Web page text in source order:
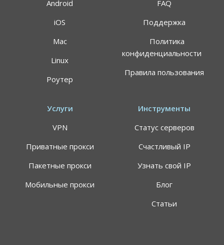
Android
iOS
Mac
Linux
Роутер
FAQ
Поддержка
Политика
конфиденциальности
Правила пользования
Услуги
VPN
Приватные прокси
Пакетные прокси
Мобильные прокси
Инструменты
Статус серверов
Счастливый IP
Узнать свой IP
Блог
Статьи